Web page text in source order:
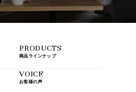
PRODUCTS
商品ラインナップ
VOICE
お客様の声